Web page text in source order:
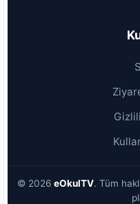
© 2026 eOkulTV. Tüm